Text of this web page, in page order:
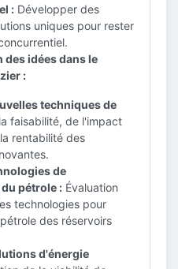
: Développer des
uniques pour rester
des idées dans le
:
techniques de
faisabilité, de l'impact
rentabilité des
de
pétrole : Évaluation
technologies pour
des réservoirs
d'énergie